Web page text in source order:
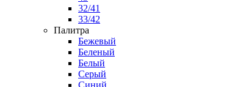
32/41
33/42
Палитра
Бежевый
Беленый
Белый
Серый
Синий